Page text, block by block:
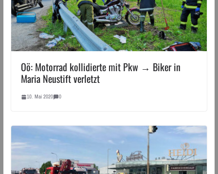
Oö: Motorrad kollidierte mit Pkw → Biker in
Maria Neustift verletzt
10. Mai 2020 0